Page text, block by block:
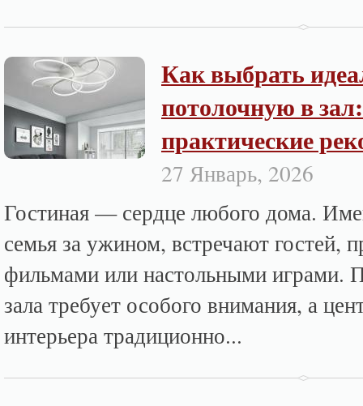
Как выбрать
потолочную в
практические
27 Январь, 2026
Гостиная — сердце любого дома.
семья за ужином, встречают гостей,
фильмами или настольными играми.
зала требует особого внимания, а
интерьера традиционно...